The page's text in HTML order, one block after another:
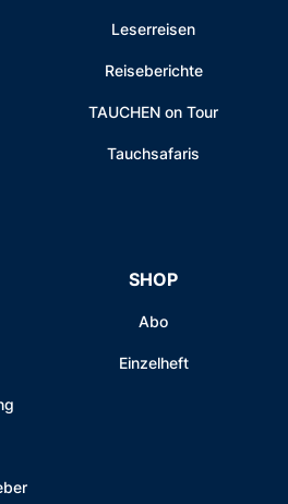
Leserreisen
Reiseberichte
TAUCHEN on Tour
Tauchsafaris
SHOP
Abo
Einzelheft